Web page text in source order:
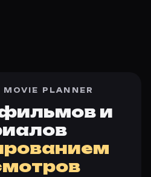
PLANNER
и